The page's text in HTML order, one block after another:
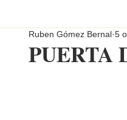
PUERTA
Ruben Gómez Bernal 5